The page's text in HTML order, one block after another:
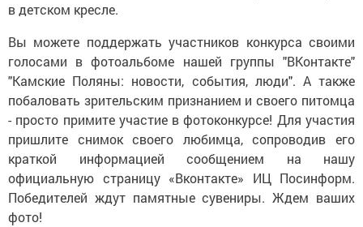
в детском кресле.
Вы можете поддержать участников конкурса своими
голосами в фотоальбоме нашей группы "ВКонтакте"
"Камские Поляны: новости, события, люди". А также
побаловать зрительским признанием и своего питомца
- просто примите участие в фотоконкурсе! Для участия
пришлите снимок своего любимца, сопроводив его
краткой информацией сообщением на нашу
официальную страницу «Вконтакте» ИЦ Посинформ.
Победителей ждут памятные сувениры. Ждем ваших
фото!